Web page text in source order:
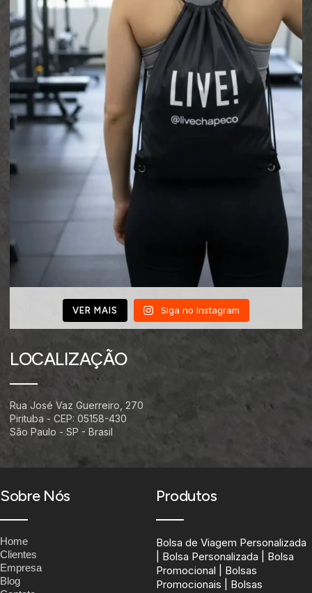
VER MAIS Siga no Instagram
LOCALIZAÇÃO
Rua José Vaz Guerreiro, 270
Pirituba - CEP: 05158-430
São Paulo - SP - Brasil
Sobre Nós
Home
Clientes
Empresa
Blog
Produtos
Bolsa de Viagem Personalizada
| Bolsa Personalizada | Bolsa
Promocional | Bolsas
Promocionais | Bolsas